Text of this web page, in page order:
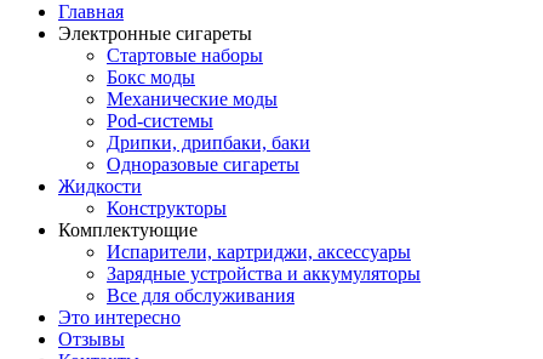
Главная
Электронные сигареты
Стартовые наборы
Бокс моды
Механические моды
Pod-системы
Дрипки, дрипбаки, баки
Одноразовые сигареты
Жидкости
Конструкторы
Комплектующие
Испарители, картриджи, аксессуары
Зарядные устройства и аккумуляторы
Все для обслуживания
Это интересно
Отзывы